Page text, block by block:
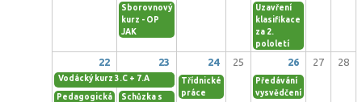
Sborovnový
kurz - OP
JAK
Uzavření
klasifikace
za 2.
pololetí
22 23 24 25 26 27 28
Vodácký kurz 3.C + 7.A
Třídnické
práce
Předávání
vysvědčení
Pedagogická
Schůzka s